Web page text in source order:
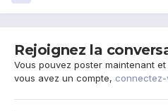
Rejoignez la
Vous pouvez poster maintenant
vous avez un compte,